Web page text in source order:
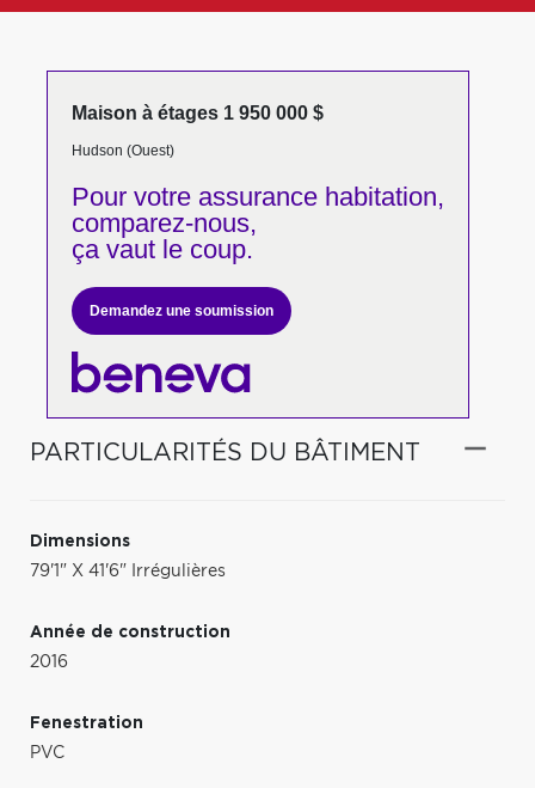
Maison à étages 1 950 000 $
Hudson (Ouest)
Pour votreassurance habitation,
comparez-nous,
ça vaut le coup.
Demandez une soumission
PARTICULARITÉS DU BÂTIMENT
Dimensions
79'1" X 41'6" Irrégulières
Année de construction
2016
Fenestration
PVC